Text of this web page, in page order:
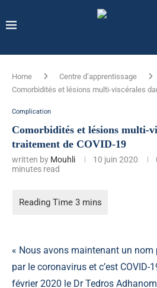
Home Centre d’apprentissage
Comorbidités et lésions multi-viscérales
Complication
Comorbidités et lésions multi-
traitement de COVID-19
written by Mouhli 10 juin 2020
minutes read
« Nous avons maintenant un
par le coronavirus et c’est COVID-
février 2020 le Dr Tedros